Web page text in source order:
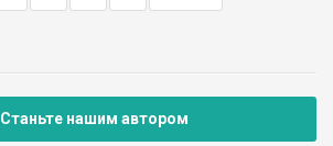
Станьте нашим автором